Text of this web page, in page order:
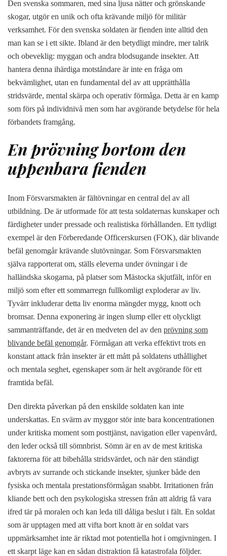
Den svenska sommaren, med sina ljusa nätter och grönskande
skogar, utgör en unik och ofta krävande miljö för militär
verksamhet. För den svenska soldaten är fienden inte alltid den
man kan se i ett sikte. Ibland är den betydligt mindre, mer talrik
och obeveklig: myggan och andra blodsugande insekter. Att
hantera denna ihärdiga motståndare är inte en fråga om
bekvämlighet, utan en fundamental del av att upprätthålla
stridsvärde, mental skärpa och operativ förmåga. Detta är en kamp
som förs på individnivå men som har avgörande betydelse för hela
förbandets framgång.
En prövning bortom den
uppenbara fienden
Inom Försvarsmakten är fältövningar en central del av all
utbildning. De är utformade för att testa soldaternas kunskaper och
färdigheter under pressade och realistiska förhållanden. Ett tydligt
exempel är den Förberedande Officerskursen (FOK), där blivande
befäl genomgår krävande slutövningar. Som Försvarsmakten
själva rapporterat om, ställs eleverna under övningar i de
halländska skogarna, på platser som Mästocka skjutfält, inför en
miljö som efter ett sommarregn fullkomligt exploderar av liv.
Tyvärr inkluderar detta liv enorma mängder mygg, knott och
bromsar. Denna exponering är ingen slump eller ett olyckligt
sammanträffande, det är en medveten del av den prövning som
blivande befäl genomgår. Förmågan att verka effektivt trots en
konstant attack från insekter är ett mått på soldatens uthållighet
och mentala seghet, egenskaper som är helt avgörande för ett
framtida befäl.
Den direkta påverkan på den enskilde soldaten kan inte
underskattas. En svärm av myggor stör inte bara koncentrationen
under kritiska moment som posttjänst, navigation eller vapenvård,
den leder också till sömnbrist. Sömn är en av de mest kritiska
faktorerna för att bibehålla stridsvärdet, och när den ständigt
avbryts av surrande och stickande insekter, sjunker både den
fysiska och mentala prestationsförmågan snabbt. Irritationen från
kliande bett och den psykologiska stressen från att aldrig få vara
ifred tär på moralen och kan leda till dåliga beslut i fält. En soldat
som är upptagen med att vifta bort knott är en soldat vars
uppmärksamhet inte är riktad mot potentiella hot i omgivningen. I
ett skarpt läge kan en sådan distraktion få katastrofala följder.